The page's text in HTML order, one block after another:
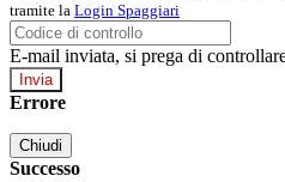
tramite la Login Spaggiari
E-mail inviata, si prega di
Errore
Chiudi
Successo